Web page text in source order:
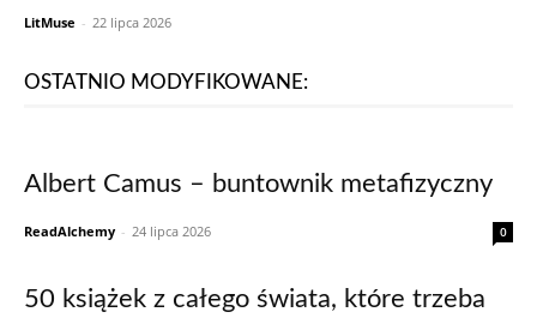
LitMuse - 22 lipca 2026
OSTATNIO MODYFIKOWANE:
Albert Camus – buntownik metafizyczny
ReadAlchemy - 24 lipca 2026 0
50 książek z całego świata, które trzeba